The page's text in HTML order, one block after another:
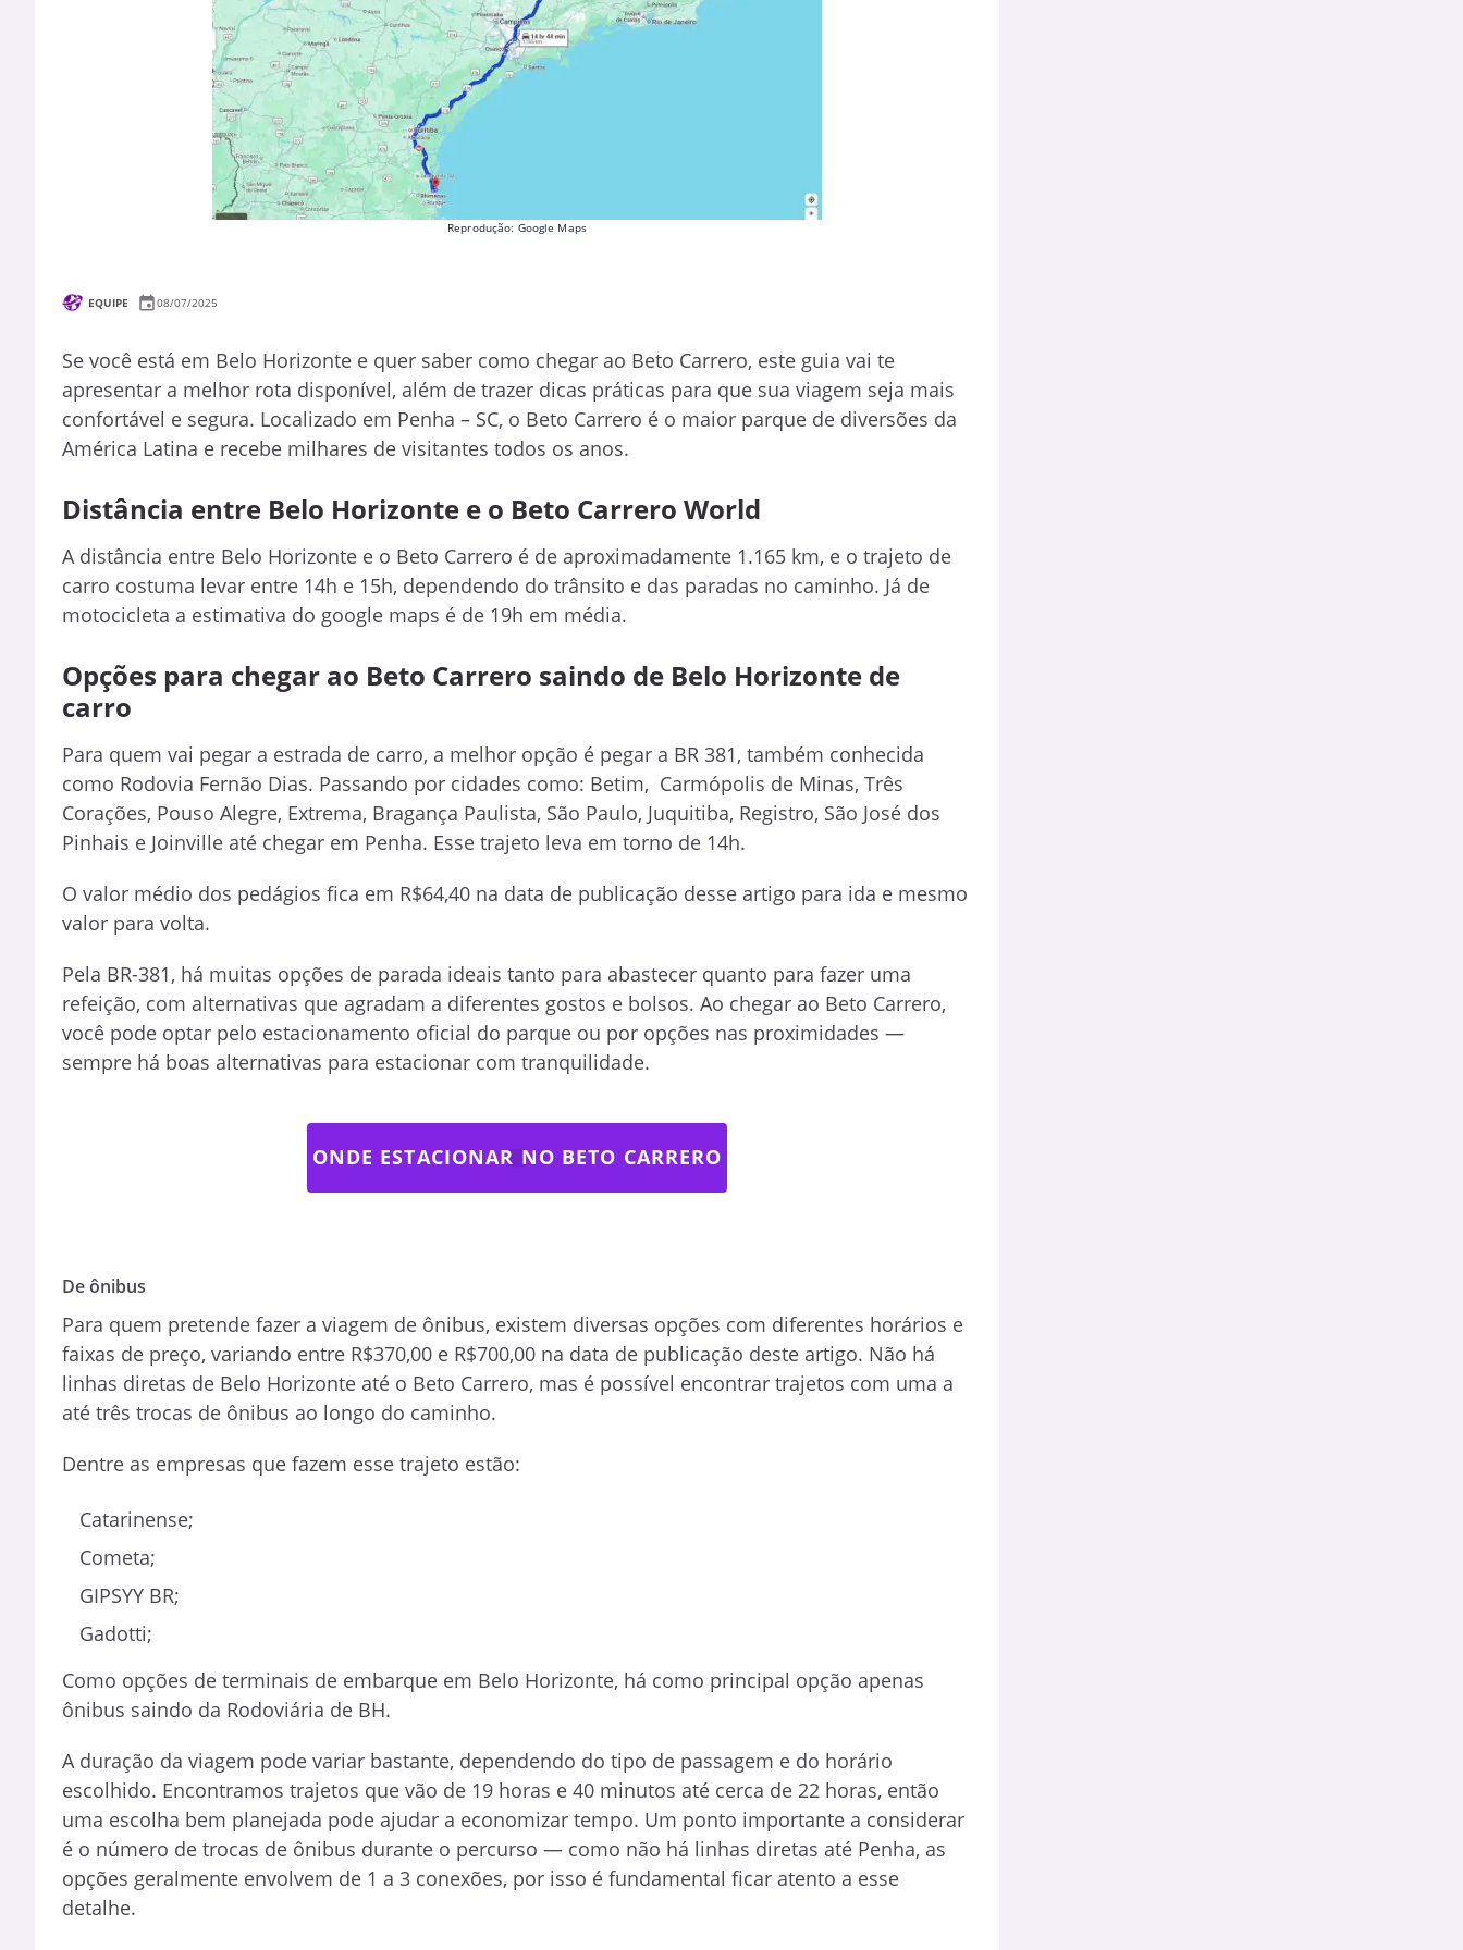
Reprodução: Google Maps
EQUIPE 08/07/2025
Se você está em Belo Horizonte e quer saber como chegar ao Beto Carrero, este guia vai te
apresentar a melhor rota disponível, além de trazer dicas práticas para que sua viagem seja mais
confortável e segura. Localizado em Penha – SC, o Beto Carrero é o maior parque de diversões da
América Latina e recebe milhares de visitantes todos os anos.
Distância entre Belo Horizonte e o Beto Carrero World
A distância entre Belo Horizonte e o Beto Carrero é de aproximadamente 1.165 km, e o trajeto de
carro costuma levar entre 14h e 15h, dependendo do trânsito e das paradas no caminho. Já de
motocicleta a estimativa do google maps é de 19h em média.
Opções para chegar ao Beto Carrero saindo de Belo Horizonte de
carro
Para quem vai pegar a estrada de carro, a melhor opção é pegar a BR 381, também conhecida
como Rodovia Fernão Dias. Passando por cidades como: Betim, Carmópolis de Minas, Três
Corações, Pouso Alegre, Extrema, Bragança Paulista, São Paulo, Juquitiba, Registro, São José dos
Pinhais e Joinville até chegar em Penha. Esse trajeto leva em torno de 14h.
O valor médio dos pedágios fica em R$64,40 na data de publicação desse artigo para ida e mesmo
valor para volta.
Pela BR-381, há muitas opções de parada ideais tanto para abastecer quanto para fazer uma
refeição, com alternativas que agradam a diferentes gostos e bolsos. Ao chegar ao Beto Carrero,
você pode optar pelo estacionamento oficial do parque ou por opções nas proximidades —
sempre há boas alternativas para estacionar com tranquilidade.
ONDE ESTACIONAR NO BETO CARRERO
De ônibus
Para quem pretende fazer a viagem de ônibus, existem diversas opções com diferentes horários e
faixas de preço, variando entre R$370,00 e R$700,00 na data de publicação deste artigo. Não há
linhas diretas de Belo Horizonte até o Beto Carrero, mas é possível encontrar trajetos com uma a
até três trocas de ônibus ao longo do caminho.
Dentre as empresas que fazem esse trajeto estão:
Catarinense;
Cometa;
GIPSYY BR;
Gadotti;
Como opções de terminais de embarque em Belo Horizonte, há como principal opção apenas
ônibus saindo da Rodoviária de BH.
A duração da viagem pode variar bastante, dependendo do tipo de passagem e do horário
escolhido. Encontramos trajetos que vão de 19 horas e 40 minutos até cerca de 22 horas, então
uma escolha bem planejada pode ajudar a economizar tempo. Um ponto importante a considerar
é o número de trocas de ônibus durante o percurso — como não há linhas diretas até Penha, as
opções geralmente envolvem de 1 a 3 conexões, por isso é fundamental ficar atento a esse
detalhe.